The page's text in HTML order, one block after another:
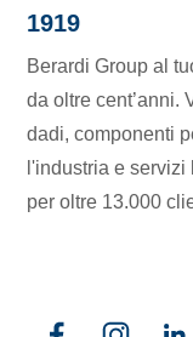
1919
Berardi Group al
da oltre cent’anni.
dadi, componenti
l'industria e servizi
per oltre 13.000